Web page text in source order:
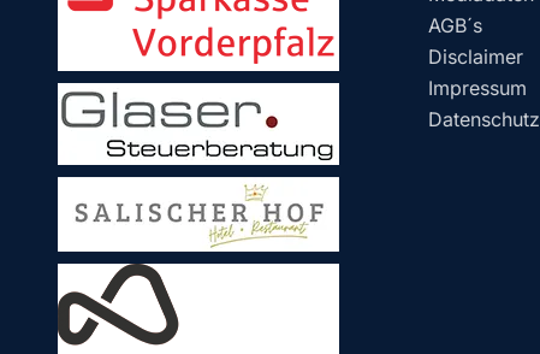
AGB´s
Disclaimer
Impressum
Datenschutz